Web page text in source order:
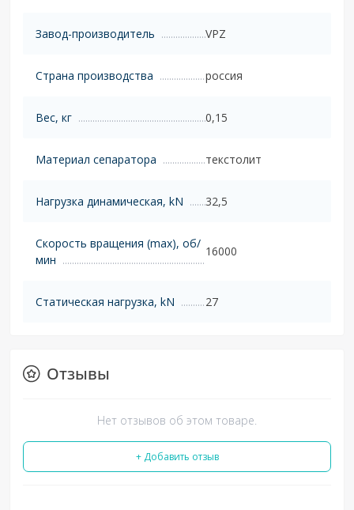
Завод-производитель VPZ
Страна производства россия
Вес, кг 0,15
Материал сепаратора текстолит
Нагрузка динамическая, kN 32,5
Скорость вращения (max), об/
мин
16000
Статическая нагрузка, kN 27
Отзывы
Нет отзывов об этом товаре.
+ Добавить отзыв